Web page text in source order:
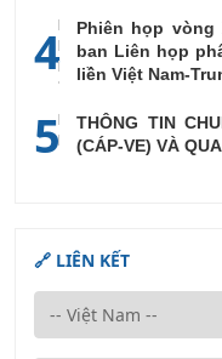
4
Phiên họp vòng
ban Liên họp
liền Việt Nam-
5
THÔNG TIN
(CÁP-VE) VÀ
🔗 LIÊN KẾT